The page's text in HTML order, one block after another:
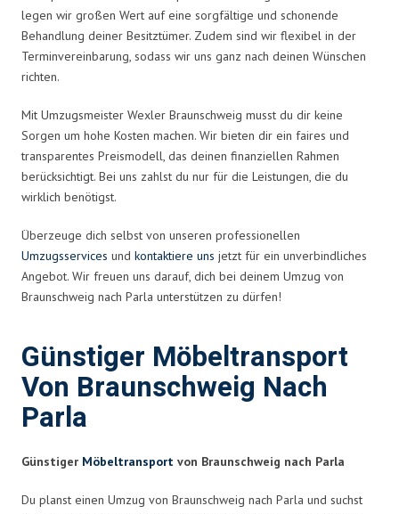
legen wir großen Wert auf eine sorgfältige und schonende
Behandlung deiner Besitztümer. Zudem sind wir flexibel in der
Terminvereinbarung, sodass wir uns ganz nach deinen Wünschen
richten.
Mit Umzugsmeister Wexler Braunschweig musst du dir keine
Sorgen um hohe Kosten machen. Wir bieten dir ein faires und
transparentes Preismodell, das deinen finanziellen Rahmen
berücksichtigt. Bei uns zahlst du nur für die Leistungen, die du
wirklich benötigst.
Überzeuge dich selbst von unseren professionellen
Umzugsservices und kontaktiere uns jetzt für ein unverbindliches
Angebot. Wir freuen uns darauf, dich bei deinem Umzug von
Braunschweig nach Parla unterstützen zu dürfen!
Günstiger Möbeltransport
Von Braunschweig Nach
Parla
Günstiger Möbeltransport von Braunschweig nach Parla
Du planst einen Umzug von Braunschweig nach Parla und suchst